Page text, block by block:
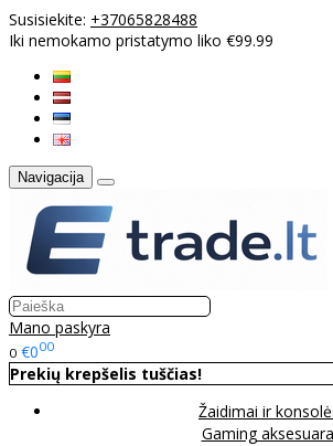
Susisiekite: +37065828488
Iki nemokamo pristatymo liko €99.99
Navigacija
Mano paskyra
0 €000
Prekių krepšelis tuščias!
Žaidimai ir
Gaming